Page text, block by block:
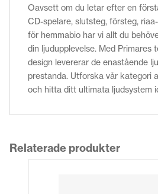
Oavsett om du letar efter en
CD-spelare, slutsteg, försteg,
för hemmabio har vi allt du
din ljudupplevelse. Med Primares
design levererar de enastående
prestanda. Utforska vår kategori
och hitta ditt ultimata ljudsystem
Relaterade produkter